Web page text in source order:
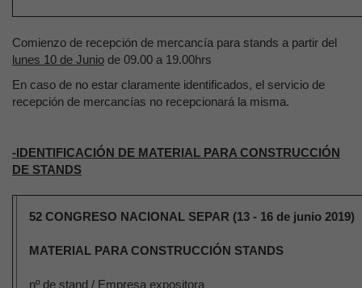
Comienzo de recepción de mercancía para stands a partir del
lunes 10 de Junio de 09.00 a 19.00hrs
En caso de no estar claramente identificados, el servicio de
recepción de mercancías no recepcionará la misma.
-IDENTIFICACIÓN DE MATERIAL PARA CONSTRUCCIÓN
DE STANDS
52 CONGRESO NACIONAL SEPAR (13 - 16 de junio 2019)
MATERIAL PARA CONSTRUCCIÓN STANDS
nº de stand / Empresa expositora